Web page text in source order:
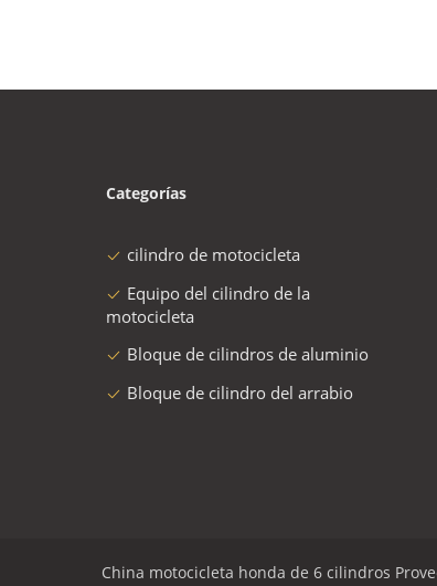
Categorías
cilindro de motocicleta
Equipo del cilindro de la
motocicleta
Bloque de cilindros de aluminio
Bloque de cilindro del arrabio
China motocicleta honda de 6 cilindros